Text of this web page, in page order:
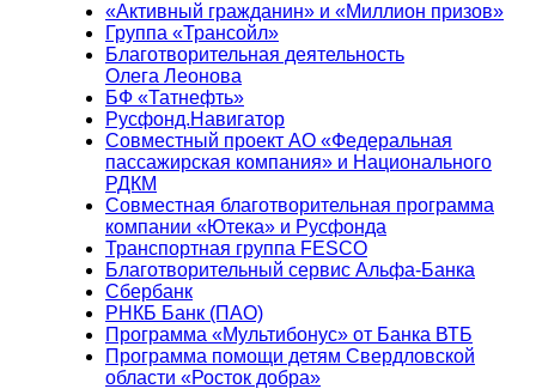
«Активный гражданин» и «Миллион призов»
Группа «Трансойл»
Благотворительная деятельность
Олега Леонова
БФ «Татнефть»
Русфонд.Навигатор
Совместный проект АО «Федеральная
пассажирская компания» и Национального
РДКМ
Совместная благотворительная программа
компании «Ютека» и Русфонда
Транспортная группа FESCO
Благотворительный сервис Альфа-Банка
Сбербанк
РНКБ Банк (ПАО)
Программа «Мультибонус» от Банка ВТБ
Программа помощи детям Свердловской
области «Росток добра»